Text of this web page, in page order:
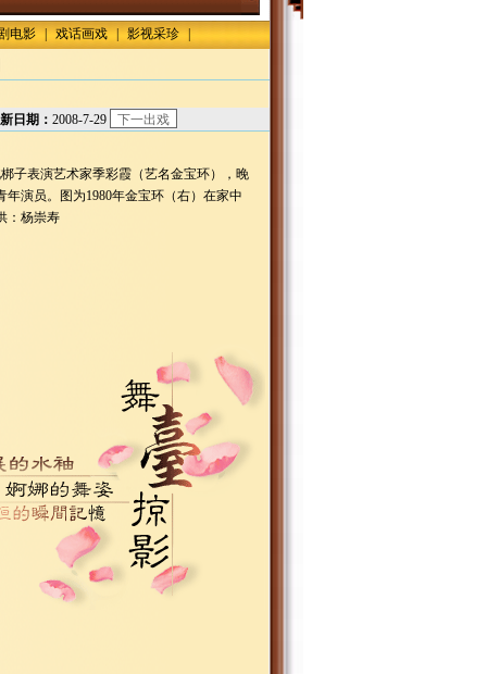
电影 戏话画戏 | 影视采珍
日期： 2008-7-29
子表演艺术家季彩霞（艺名金宝环），晚
年演员。图为1980年金宝环（右）在家中
：杨崇寿